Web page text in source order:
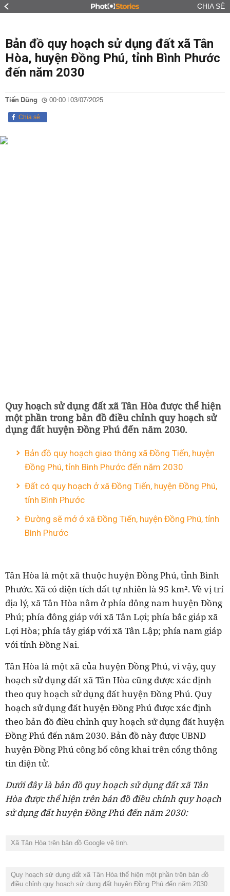
CHIA SẺ
Bản đồ quy hoạch sử dụng đất xã Tân
Hòa, huyện Đồng Phú, tỉnh Bình Phước
đến năm 2030
Tiến Dũng 00:00 | 03/07/2025
Chia sẻ
Quy hoạch sử dụng đất xã Tân Hòa được thể hiện
một phần trong bản đồ điều chỉnh quy hoạch sử
dụng đất huyện Đồng Phú đến năm 2030.
Bản đồ quy hoạch giao thông xã Đồng Tiến, huyện
Đồng Phú, tỉnh Bình Phước đến năm 2030
Đất có quy hoạch ở xã Đồng Tiến, huyện Đồng Phú,
tỉnh Bình Phước
Đường sẽ mở ở xã Đồng Tiến, huyện Đồng Phú, tỉnh
Bình Phước
Tân Hòa là một xã thuộc huyện Đồng Phú, tỉnh Bình
Phước. Xã có diện tích đất tự nhiên là 95 km². Về vị trí
địa lý, xã Tân Hòa nằm ở phía đông nam huyện Đồng
Phú; phía đông giáp với xã Tân Lợi; phía bắc giáp xã
Lợi Hòa; phía tây giáp với xã Tân Lập; phía nam giáp
với tỉnh Đồng Nai.
Tân Hòa là một xã của huyện Đồng Phú, vì vậy, quy
hoạch sử dụng đất xã Tân Hòa cũng được xác định
theo quy hoạch sử dụng đất huyện Đồng Phú. Quy
hoạch sử dụng đất huyện Đồng Phú được xác định
theo bản đồ điều chỉnh quy hoạch sử dụng đất huyện
Đồng Phú đến năm 2030. Bản đồ này được UBND
huyện Đồng Phú công bố công khai trên cổng thông
tin điện tử.
Dưới đây là bản đồ quy hoạch sử dụng đất xã Tân
Hòa được thể hiện trên bản đồ điều chỉnh quy hoạch
sử dụng đất huyện Đồng Phú đến năm 2030:
Xã Tân Hòa trên bản đồ Google vệ tinh.
Quy hoạch sử dụng đất xã Tân Hòa thể hiện một phần trên bản đồ
điều chỉnh quy hoạch sử dụng đất huyện Đồng Phú đến năm 2030.